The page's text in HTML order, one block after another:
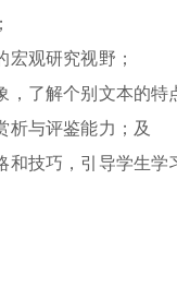
宏观研究视野；
，了解个别文本的特
析与评鉴能力；及
和技巧，引导学生学